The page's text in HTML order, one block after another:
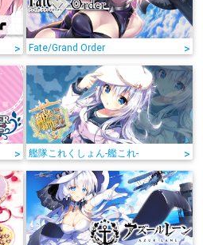
> Fate/Grand Order >
> 艦隊これくしょん-艦これ- >